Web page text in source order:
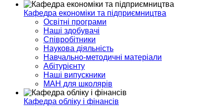
Кафедра економіки та підприємництва
Освітні програми
Наші здобувачі
Співробітники
Наукова діяльність
Навчально-методичні матеріали
Абітурієнту
Наші випускники
МАН для школярів
Кафедра обліку і фінансів